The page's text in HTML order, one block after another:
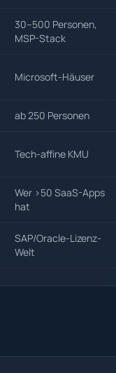
30–500 Personen,
MSP-Stack
Microsoft-Häuser
ab 250 Personen
Tech-affine KMU
Wer >50 SaaS-Apps
hat
SAP/Oracle-Lizenz-
Welt